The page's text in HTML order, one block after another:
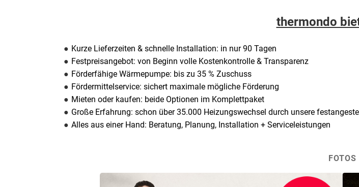
thermondo
Kurze Lieferzeiten & schnelle Installation: in nur 90 Tagen
Festpreisangebot: von Beginn volle Kostenkontrolle & Transparenz
Förderfähige Wärmepumpe: bis zu 35 % Zuschuss
Fördermittelservice: sichert maximale mögliche Förderung
Mieten oder kaufen: beide Optionen im Komplettpaket
Große Erfahrung: schon über 35.000 Heizungswechsel durch unsere
Alles aus einer Hand: Beratung, Planung, Installation + Serviceleistungen
FOTOS